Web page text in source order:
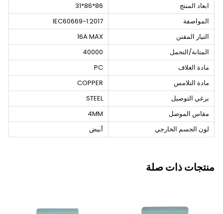
ابعاد المنتج
86*86*31
المواصفة
IEC60669-1:2017
التيار المقنن
16A MAX
المتانة/التحمل
40000
مادة الغلاف
PC
مادة التلامس
COPPER
برغي التوصيل
STEEL
مقاس الموصل
4MM
لون الجسم الخارجي
أبيض
منتجات ذات صلة